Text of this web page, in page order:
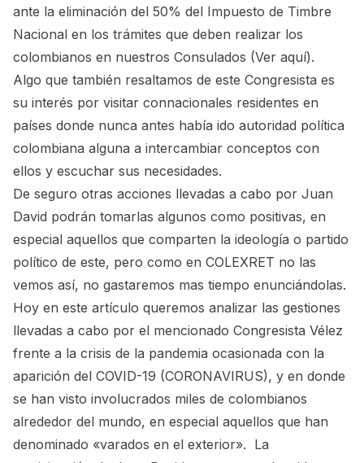
ante la eliminación del 50% del Impuesto de Timbre
Nacional en los trámites que deben realizar los
colombianos en nuestros Consulados (Ver aquí).
Algo que también resaltamos de este Congresista es
su interés por visitar connacionales residentes en
países donde nunca antes había ido autoridad política
colombiana alguna a intercambiar conceptos con
ellos y escuchar sus necesidades.
De seguro otras acciones llevadas a cabo por Juan
David podrán tomarlas algunos como positivas, en
especial aquellos que comparten la ideología o partido
político de este, pero como en COLEXRET no las
vemos así, no gastaremos mas tiempo enunciándolas.
Hoy en este artículo queremos analizar las gestiones
llevadas a cabo por el mencionado Congresista Vélez
frente a la crisis de la pandemia ocasionada con la
aparición del COVID-19 (CORONAVIRUS), y en donde
se han visto involucrados miles de colombianos
alrededor del mundo, en especial aquellos que han
denominado «varados en el exterior». La